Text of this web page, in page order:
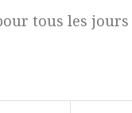
tous les jours